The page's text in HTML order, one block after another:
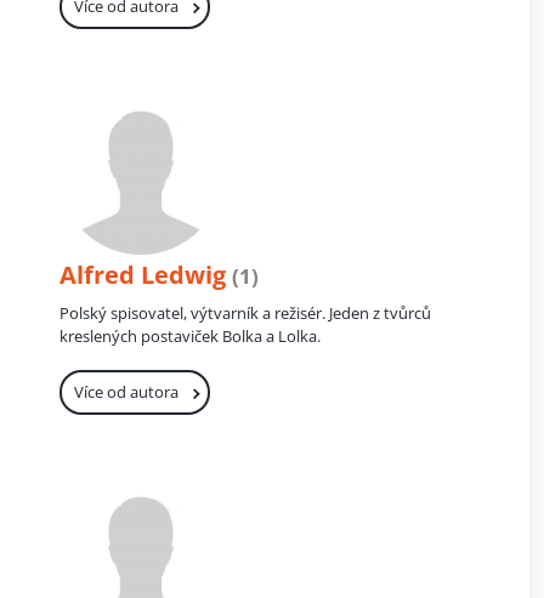
Více od autora
Alfred Ledwig (1)
Polský spisovatel, výtvarník a režisér. Jeden z tvůrců
kreslených postaviček Bolka a Lolka.
Více od autora